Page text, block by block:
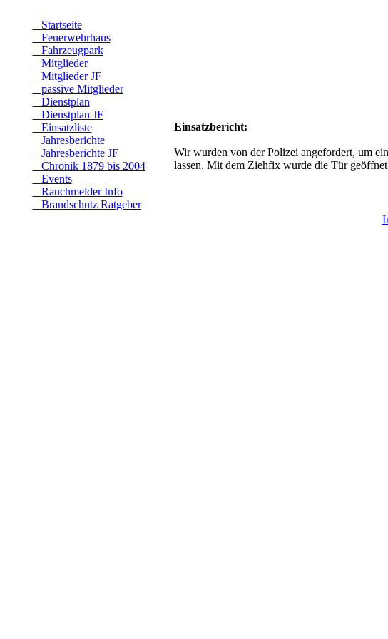
Startseite
Feuerwehrhaus
Fahrzeugpark
Mitglieder
Mitglieder JF
passive Mitglieder
Dienstplan
Dienstplan JF
Einsatzliste
Jahresberichte
Jahresberichte JF
Chronik 1879 bis 2004
Events
Rauchmelder Info
Brandschutz Ratgeber
Einsatzbericht:
Wir wurden von der Polizei angefordert, um
lassen. Mit dem Ziehfix wurde die Tür